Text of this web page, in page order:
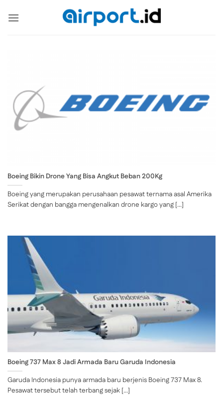
Boeing Bikin Drone Yang Bisa Angkut Beban 200Kg
Boeing yang merupakan perusahaan pesawat ternama asal Amerika
Serikat dengan bangga mengenalkan drone kargo yang [...]
Boeing 737 Max 8 Jadi Armada Baru Garuda Indonesia
Garuda Indonesia punya armada baru berjenis Boeing 737 Max 8.
Pesawat tersebut telah terbang sejak [...]